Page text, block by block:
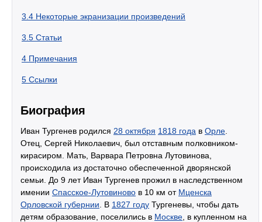
3.4 Некоторые экранизации произведений
3.5 Статьи
4 Примечания
5 Ссылки
Биография
Иван Тургенев родился 28 октября 1818 года в Орле
Отец, Сергей Николаевич, был отставным полковником-
кирасиром. Мать, Варвара Петровна Лутовинова,
происходила из достаточно обеспеченной дворянской
семьи. До 9 лет Иван Тургенев прожил в наследственном
имении Спасское-Лутовиново в 10 км от Мценска
Орловской губернии . В 1827 году Тургеневы, чтобы дать
детям образование, поселились в Москве , в купленном на